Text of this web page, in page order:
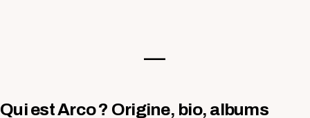
—-
Qui est Arco ? Origine, bio, albums